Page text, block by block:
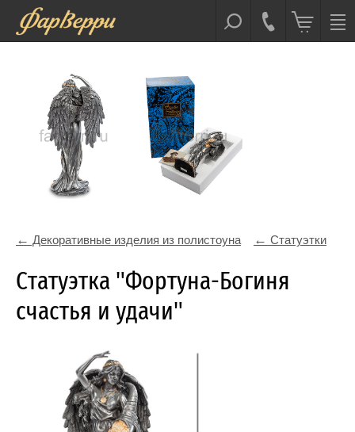
Декоративные изделия из полистоуна Статуэтки
Статуэтка "Фортуна-Богиня
счастья и удачи"